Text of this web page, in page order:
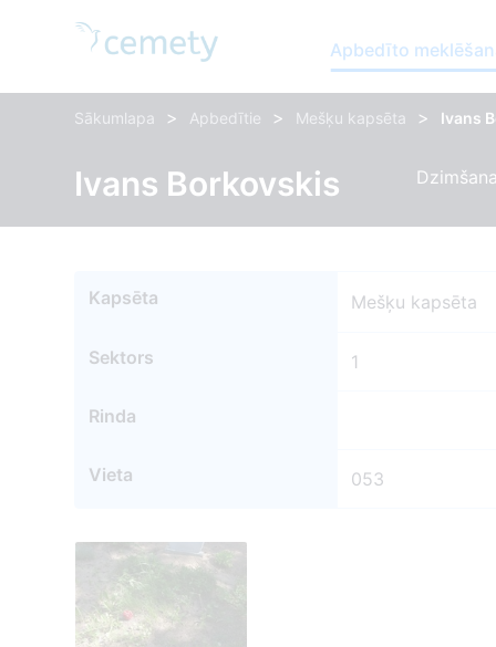
Apbedīto
Sākumlapa > Apbedītie > Mešķu kapsēta > Ivans
Ivans Borkovskis
Kapsēta Mešķu kapsēta
Sektors 1
Rinda
Vieta 053